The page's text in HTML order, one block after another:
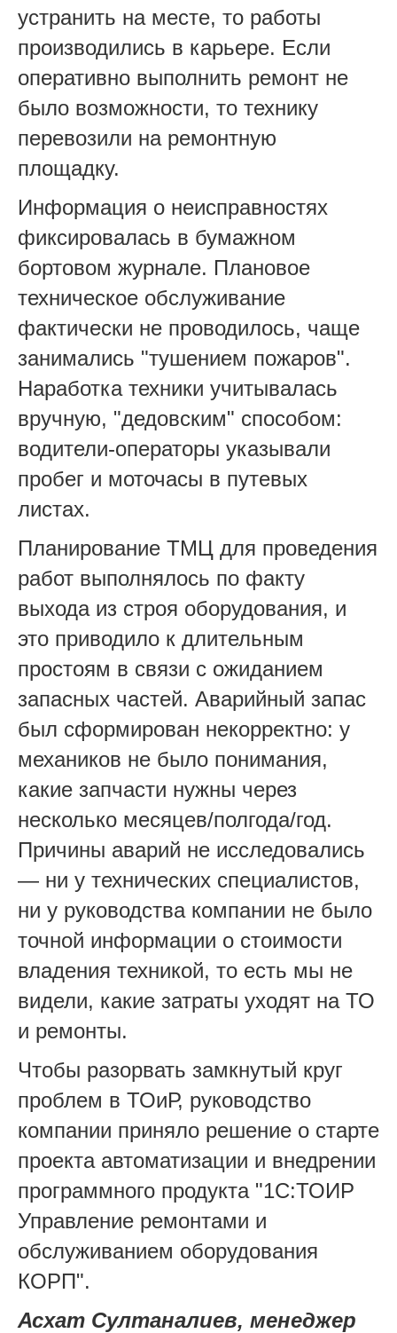
устранить на месте, то работы
производились в карьере. Если
оперативно выполнить ремонт не
было возможности, то технику
перевозили на ремонтную
площадку.
Информация о неисправностях
фиксировалась в бумажном
бортовом журнале. Плановое
техническое обслуживание
фактически не проводилось, чаще
занимались "тушением пожаров".
Наработка техники учитывалась
вручную, "дедовским" способом:
водители-операторы указывали
пробег и моточасы в путевых
листах.
Планирование ТМЦ для проведения
работ выполнялось по факту
выхода из строя оборудования, и
это приводило к длительным
простоям в связи с ожиданием
запасных частей. Аварийный запас
был сформирован некорректно: у
механиков не было понимания,
какие запчасти нужны через
несколько месяцев/полгода/год.
Причины аварий не исследовались
— ни у технических специалистов,
ни у руководства компании не было
точной информации о стоимости
владения техникой, то есть мы не
видели, какие затраты уходят на ТО
и ремонты.
Чтобы разорвать замкнутый круг
проблем в ТОиР, руководство
компании приняло решение о старте
проекта автоматизации и внедрении
программного продукта "1С:ТОИР
Управление ремонтами и
обслуживанием оборудования
КОРП".
Асхат Султаналиев, менеджер